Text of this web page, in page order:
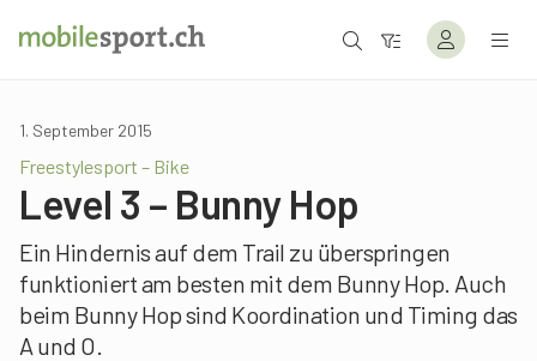
1. September 2015
Freestylesport – Bike
Level 3 – Bunny Hop
Ein Hindernis auf dem Trail zu überspringen
funktioniert am besten mit dem Bunny Hop. Auch
beim Bunny Hop sind Koordination und Timing das
A und O.